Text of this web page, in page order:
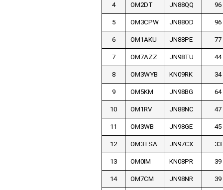
4 OM2DT JN88QQ 96
5 OM3CPW JN88OD 96
6 OM1AKU JN88PE 77
7 OM7AZZ JN98TU 44
8 OM3WYB KN09RK 34
9 OM5KM JN98BG 64
10 OM1RV JN88NC 47
11 OM3WB JN98GE 45
12 OM3TSA JN97CX 33
13 OM0IM KN08PR 39
14 OM7CM JN98NR 39